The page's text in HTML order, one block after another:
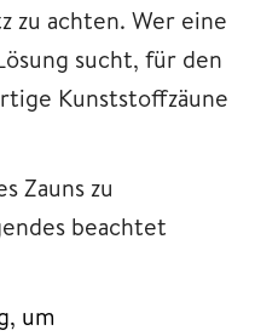
zu achten. Wer eine
sucht, für den
Kunststoffzäune
Zauns zu
beachtet
um